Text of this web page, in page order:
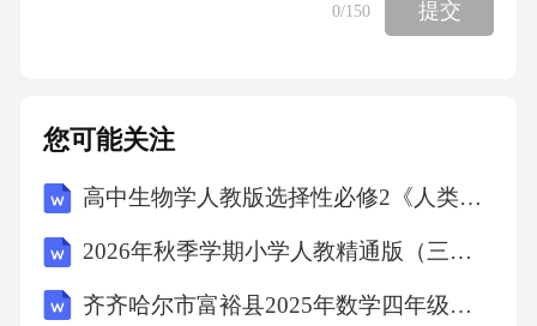
D.提高新能源发电补贴
【答案】C8、国家电网有限公司加强法治企业
建设，把法治要求嵌入公司业务运转各个环
0/150 提交
您可能关注
高中生物学人教版选择性必修2《人类活动对生态环境的影响》教学实践
2026年秋季学期小学人教精通版（三起）（新教材） 英语六年级上册教学计划附进度表
齐齐哈尔市富裕县2025年数学四年级下学期期中学业质量监测试题（含答案）